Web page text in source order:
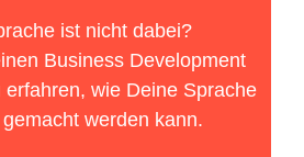
ist nicht dabei?
Business Development
erfahren, wie Deine Sprache
werden kann.